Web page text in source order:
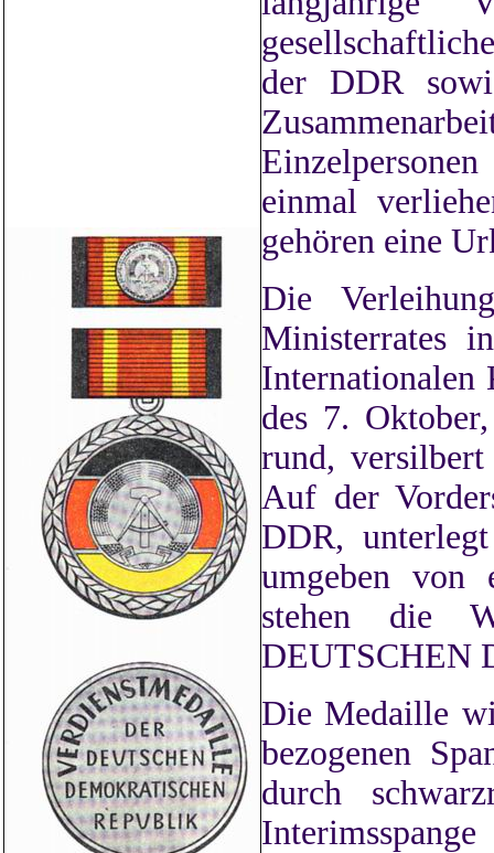
der DDR
einmal
gehören eine
Die
Ministerrates
Internationalen
des 7.
rund,
Auf der
DDR,
umgeben von
stehen die
DEUTSCHEN
Die Medaille
bezogenen
durch